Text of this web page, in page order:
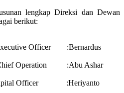
lengkap Direksi dan Dewan
berikut:
Officer :Bernardus
Chief Operation :Abu Ashar
Capital Officer :Heriyanto